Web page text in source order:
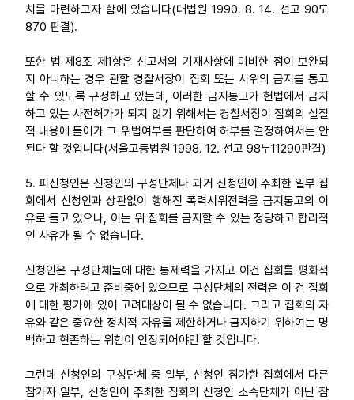
치를 마련하고자 함에 있습니다(대법원 1990. 8. 14. 선고 90도
870 판결).
또한 법 제8조 제1항은 신고서의 기재사항에 미비한 점이 보완되
지 아니하는 경우 관할 경찰서장이 집회 또는 시위의 금지를 통고
할 수 있도록 규정하고 있는데, 이러한 금지통고가 헌법에서 금지
하고 있는 사전허가가 되지 않기 위해서는 경찰서장이 집회의 실질
적 내용에 들어가 그 위법여부를 판단하여 허부를 결정하여서는 안
된다 할 것입니다(서울고등법원 1998. 12. 선고 98누11290판결)
5. 피신청인은 신청인의 구성단체나 과거 신청인이 주최한 일부 집
회에서 신청인과 상관없이 행해진 폭력시위전력을 금지통고의 이
유로 들고 있으나, 이는 위 집회를 금지할 수 있는 정당하고 합리적
인 사유가 될 수 없습니다.
신청인은 구성단체들에 대한 통제력을 가지고 이건 집회를 평화적
으로 개최하려고 준비중에 있으므로 구성단체의 전력은 이 건 집회
에 대한 평가에 있어 고려대상이 될 수 없습니다. 그리고 집회의 자
유와 같은 중요한 정치적 자유를 제한하거나 금지하기 위하여는 명
백하고 현존하는 위험이 인정되어야만 할 것입니다.
그런데 신청인의 구성단체 중 일부, 신청인 참가한 집회에서 다른
참가자 일부, 신청인이 주최한 집회의 신청인 소속단체가 아닌 참